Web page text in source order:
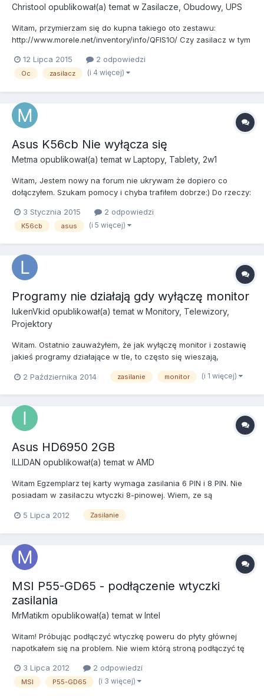
Christool opublikował(a) temat w Zasilacze, Obudowy, UPS
Witam, przymierzam się do kupna takiego oto zestawu:
http://www.morele.net/inventory/info/QFIS1O/ Czy zasilacz w tym
W tej chwili wybrany przeze mnie model nie jest dostępny, więc
prosiłbym również o sensowne alternatywy w podobnym prz...
12 Lipca 2015 2 odpowiedzi
Oc zasilacz (i 4 więcej)
Asus K56cb Nie wyłącza się
Metma opublikował(a) temat w Laptopy, Tablety, 2w1
Witam, Jestem nowy na forum nie ukrywam że dopiero co
dołączyłem. Szukam pomocy i chyba trafiłem dobrze:) Do rzeczy:
dedykowana GeForce 740M Win7 x64 Tak wiec od kilku dni
mam problem z wyłączaniem laptopa. System się zamyka dysk
3 Stycznia 2015 2 odpowiedzi
K56cb asus (i 5 więcej)
Programy nie działają gdy wyłączę monitor
lukenVkid opublikował(a) temat w Monitory, Telewizory,
Projektory
Witam. Ostatnio zauważyłem, że jak wyłączę monitor i zostawię
jakieś programy działające w tle, to często się wieszają,
odchodzę wyłączając monitor po czym wracam a tu zonk. Ktoś
wyłączony. Opc...
2 Października 2014 zasilanie monitor (i 1 więcej)
Asus HD6950 2GB
ILLIDAN opublikował(a) temat w AMD
Witam Egzemplarz tej karty wymaga zasilania 6 PIN i 8 PIN. Nie
posiadam w zasilaczu wtyczki 8-pinowej. Wiem, ze są
przejściówki 2xMolex>8 PIN PCIe ale zastanawiam się czy karta
ruszy normalnie i bezproblemowo na 2x6 PIN?
5 Lipca 2012 Zasilanie
MSI P55-GD65 - podłączenie wtyczki
zasilania
MrMatikm opublikował(a) temat w Intel
Witam! Próbując podłączyć wtyczkę poweru do płyty głównej
napotkałem się na problem. Nie wiem którą stroną podłączyć tę
strony jest taka mała strzałeczka. Proszę o pomoc. PS Co się
stanie jak podłączę odwrotnie?
3 Lipca 2012 2 odpowiedzi
MSI P55-GD65 (i 3 więcej)